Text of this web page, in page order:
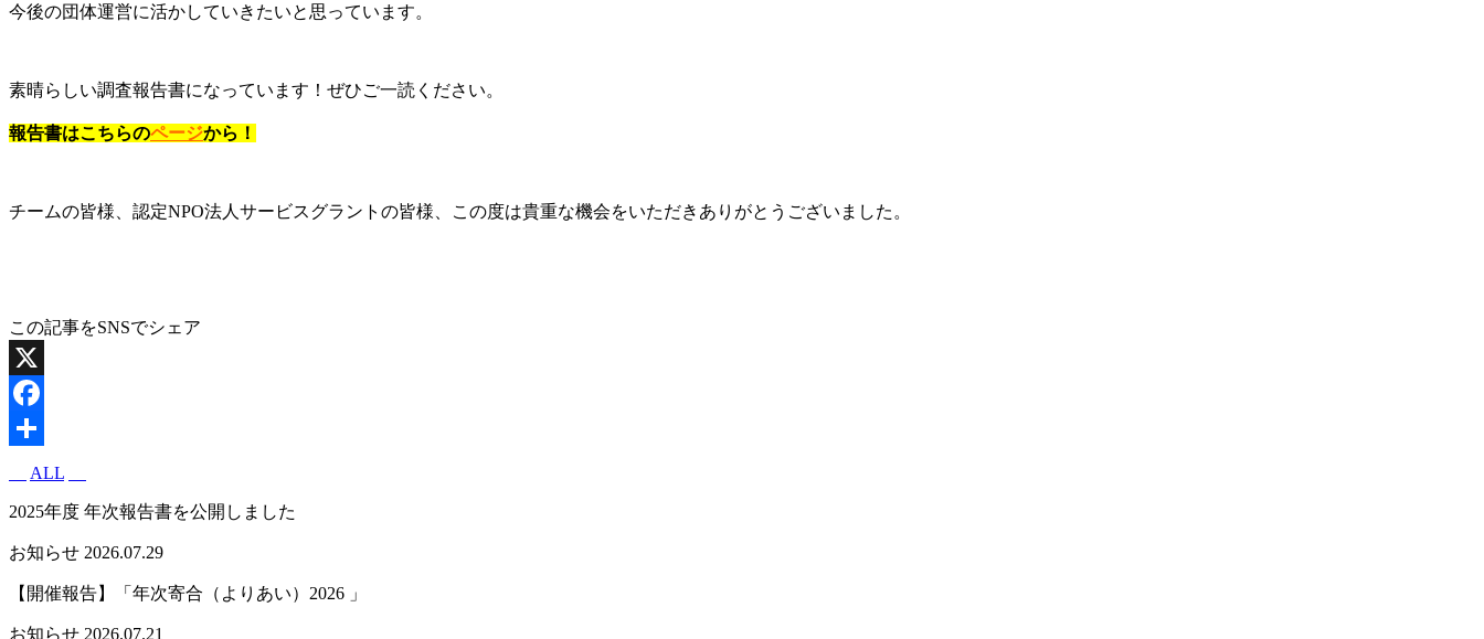
今後の団体運営に活かしていきたいと思っています。
素晴らしい調査報告書になっています！ぜひご一読ください。
報告書はこちらのページから！
チームの皆様、認定NPO法人サービスグラントの皆様、この度は貴重な機会をいただきありがとうございました。
この記事をSNSでシェア
X
Facebook
ALL
2025年度 年次報告書を公開しました
お知らせ 2026.07.29
【開催報告】「年次寄合（よりあい）2026 」
お知らせ 2026.07.21